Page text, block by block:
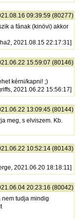
09:39:59 (80277)
a fának (kinövi) akkor
2021.08.15 22:17:31]
15:59:07 (80146)
kérni/kapni! ;)
2021.06.22 15:56:17]
13:09:45 (80144)
meg, s elviszem. Kb.
10:52:14 (80143)
2021.06.20 18:18:11]
20:23:16 (80042)
nem tudja mindig